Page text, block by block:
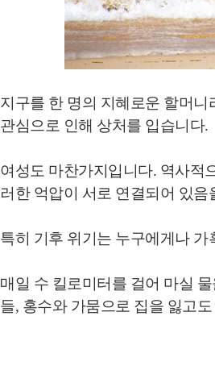
지구를 한 명의 지혜로운 할머
관심으로 인해 상처를 입습니다.
여성도 마찬가지입니다. 역사적
러한 억압이 서로 연결되어 있
특히 기후 위기는 누구에게나
매일 수 킬로미터를 걸어 마실
들, 홍수와 가뭄으로 집을 잃고